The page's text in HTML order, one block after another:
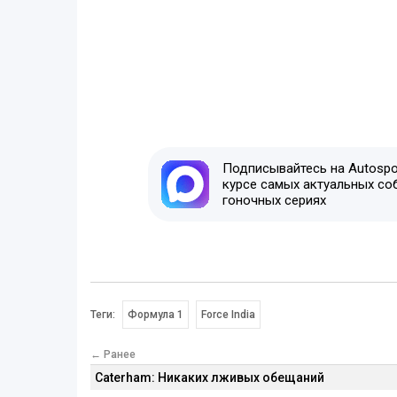
Подписывайтесь на
курсе самых актуальных
гоночных сериях
Теги: Формула 1 Force India
← Ранее
Caterham: Никаких лживых обещаний